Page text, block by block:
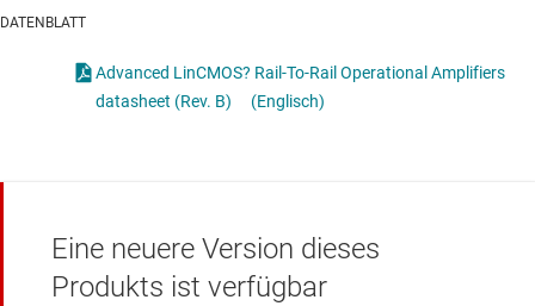
DATENBLATT
Advanced LinCMOS? Rail-To-Rail Operational Amplifiers
datasheet (Rev. B)
(Englisch)
Eine neuere Version dieses
Produkts ist verfügbar